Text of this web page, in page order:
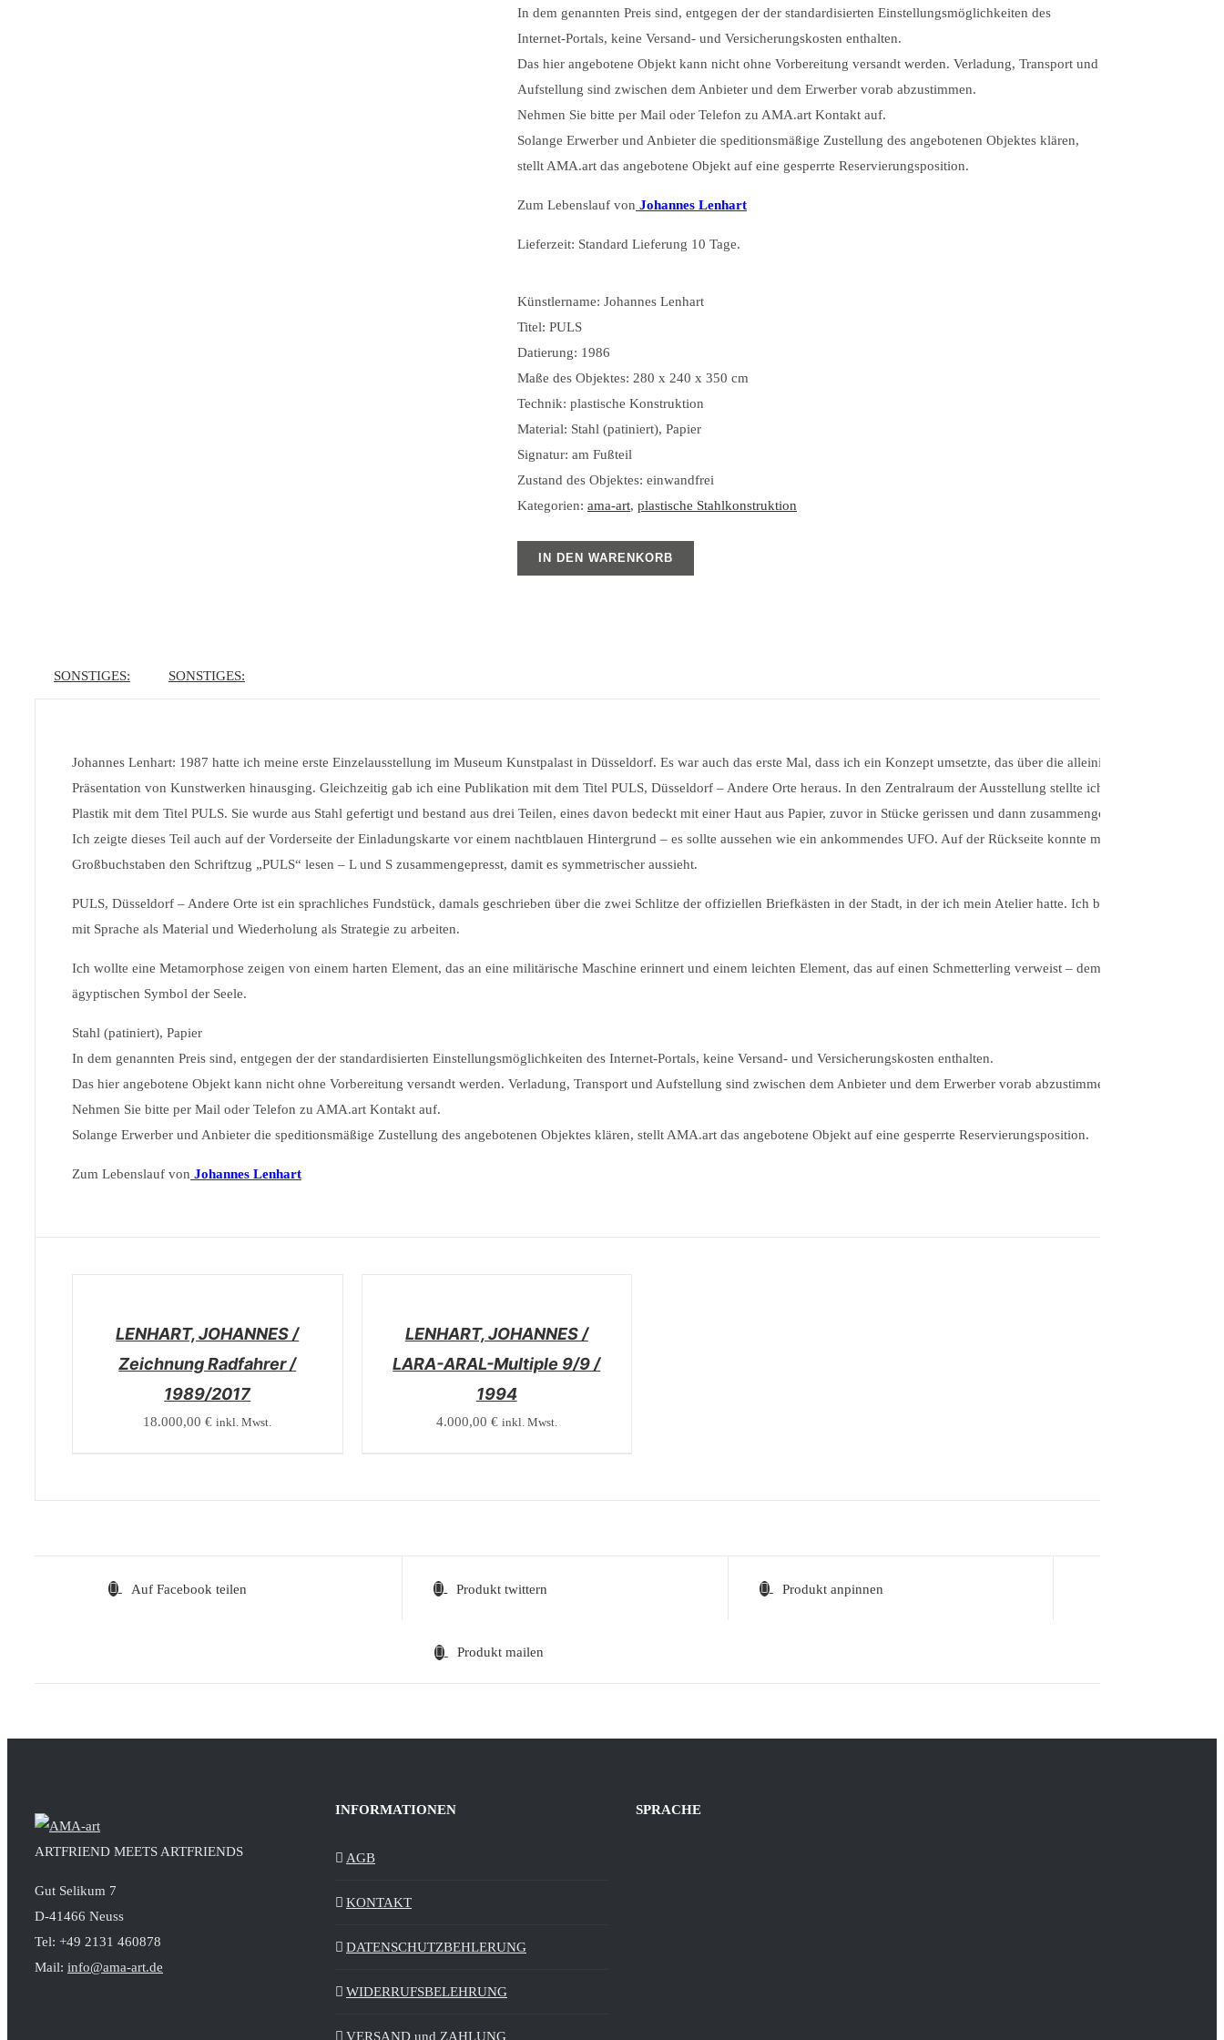
In dem genannten Preis sind, entgegen der der standardisierten Einstellungsmöglichkeiten des
Internet-Portals, keine Versand- und Versicherungskosten enthalten.
Das hier angebotene Objekt kann nicht ohne Vorbereitung versandt werden. Verladung, Transport und
Aufstellung sind zwischen dem Anbieter und dem Erwerber vorab abzustimmen.
Nehmen Sie bitte per Mail oder Telefon zu AMA.art Kontakt auf.
Solange Erwerber und Anbieter die speditionsmäßige Zustellung des angebotenen Objektes klären,
stellt AMA.art das angebotene Objekt auf eine gesperrte Reservierungsposition.
Zum Lebenslauf von Johannes Lenhart
Lieferzeit: Standard Lieferung 10 Tage.
Künstlername: Johannes Lenhart
Titel: PULS
Datierung: 1986
Maße des Objektes: 280 x 240 x 350 cm
Technik: plastische Konstruktion
Material: Stahl (patiniert), Papier
Signatur: am Fußteil
Zustand des Objektes: einwandfrei
Kategorien: ama-art, plastische Stahlkonstruktion
IN DEN WARENKORB
SONSTIGES: SONSTIGES:
Johannes Lenhart: 1987 hatte ich meine erste Einzelausstellung im Museum Kunstpalast in Düsseldorf. Es war auch das erste Mal, dass ich ein Konzept umsetzte, das über die alleinige
Präsentation von Kunstwerken hinausging. Gleichzeitig gab ich eine Publikation mit dem Titel PULS, Düsseldorf – Andere Orte heraus. In den Zentralraum der Ausstellung stellte ich die
Plastik mit dem Titel PULS. Sie wurde aus Stahl gefertigt und bestand aus drei Teilen, eines davon bedeckt mit einer Haut aus Papier, zuvor in Stücke gerissen und dann zusammengeklebt.
Ich zeigte dieses Teil auch auf der Vorderseite der Einladungskarte vor einem nachtblauen Hintergrund – es sollte aussehen wie ein ankommendes UFO. Auf der Rückseite konnte man in
Großbuchstaben den Schriftzug „PULS“ lesen – L und S zusammengepresst, damit es symmetrischer aussieht.
PULS, Düsseldorf – Andere Orte ist ein sprachliches Fundstück, damals geschrieben über die zwei Schlitze der offiziellen Briefkästen in der Stadt, in der ich mein Atelier hatte. Ich begann
mit Sprache als Material und Wiederholung als Strategie zu arbeiten.
Ich wollte eine Metamorphose zeigen von einem harten Element, das an eine militärische Maschine erinnert und einem leichten Element, das auf einen Schmetterling verweist – dem
ägyptischen Symbol der Seele.
Stahl (patiniert), Papier
In dem genannten Preis sind, entgegen der der standardisierten Einstellungsmöglichkeiten des Internet-Portals, keine Versand- und Versicherungskosten enthalten.
Das hier angebotene Objekt kann nicht ohne Vorbereitung versandt werden. Verladung, Transport und Aufstellung sind zwischen dem Anbieter und dem Erwerber vorab abzustimmen.
Nehmen Sie bitte per Mail oder Telefon zu AMA.art Kontakt auf.
Solange Erwerber und Anbieter die speditionsmäßige Zustellung des angebotenen Objektes klären, stellt AMA.art das angebotene Objekt auf eine gesperrte Reservierungsposition.
Zum Lebenslauf von Johannes Lenhart
LENHART, JOHANNES /
Zeichnung Radfahrer /
1989/2017
18.000,00€ inkl. Mwst.
LENHART, JOHANNES /
LARA-ARAL-Multiple 9/9 /
1994
4.000,00 € inkl. Mwst.
Auf Facebook teilen Produkt twittern Produkt anpinnen
Produkt mailen
ARTFRIEND MEETS ARTFRIENDS
Gut Selikum 7
D-41466 Neuss
Tel: +49 2131 460878
Mail: info@ama-art.de
INFORMATIONEN
AGB
KONTAKT
DATENSCHUTZBEHLERUNG
WIDERRUFSBELEHRUNG
VERSAND und ZAHLUNG
SPRACHE